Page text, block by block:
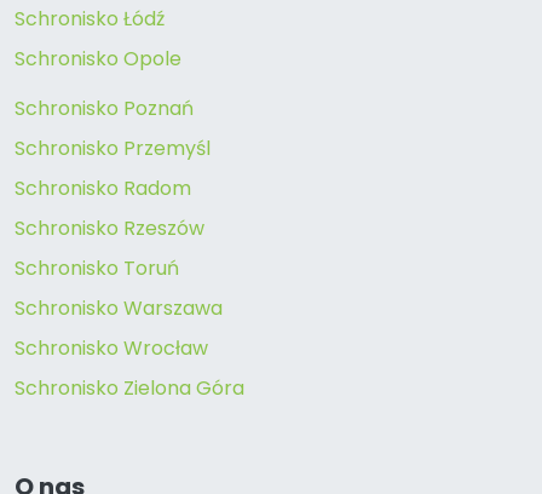
Schronisko Łódź
Schronisko Opole
Schronisko Poznań
Schronisko Przemyśl
Schronisko Radom
Schronisko Rzeszów
Schronisko Toruń
Schronisko Warszawa
Schronisko Wrocław
Schronisko Zielona Góra
O nas